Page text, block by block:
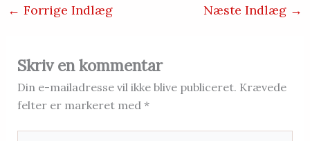
← Forrige Indlæg Næste Indlæg →
Skriv en kommentar
Din e-mailadresse vil ikke blive publiceret. Krævede
felter er markeret med *